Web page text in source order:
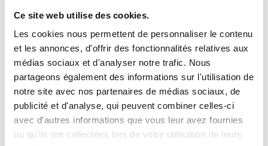
Ce site web utilise des cookies.
Les cookies nous permettent de personnaliser le contenu
et les annonces, d'offrir des fonctionnalités relatives aux
médias sociaux et d'analyser notre trafic. Nous
partageons également des informations sur l'utilisation de
notre site avec nos partenaires de médias sociaux, de
publicité et d'analyse, qui peuvent combiner celles-ci
avec d'autres informations que vous leur avez fournies
ou qu'ils ont collectées lors de votre utilisation de leurs
risque d'accès non autorisé à des données sensibles,
car elle rend l'accès impossible en rendant les
supports de stockage complètement inutilisables.
Cependant, la méthode Détruire a ses inconvénients,
tels que l'impact environnemental négatif et les coûts
financiers associés à la destruction des dispositifs de
stockage. Les organisations devraient peser les
avantages et les inconvénients de cette méthode et
envisager des techniques alternatives de sanitisation,